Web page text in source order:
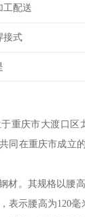
工配送
接式
重庆市大渡口区
同在重庆市成立
材。其规格以腰
表示腰高为120毫